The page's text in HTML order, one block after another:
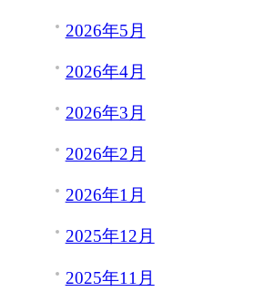
2026年5月
2026年4月
2026年3月
2026年2月
2026年1月
2025年12月
2025年11月